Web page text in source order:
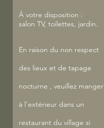
À votre disposition :
salon TV, toilettes, jardin.
En raison du non respect
des lieux et de tapage
nocturne , veuillez manger
à l'extérieur dans un
restaurant du village si